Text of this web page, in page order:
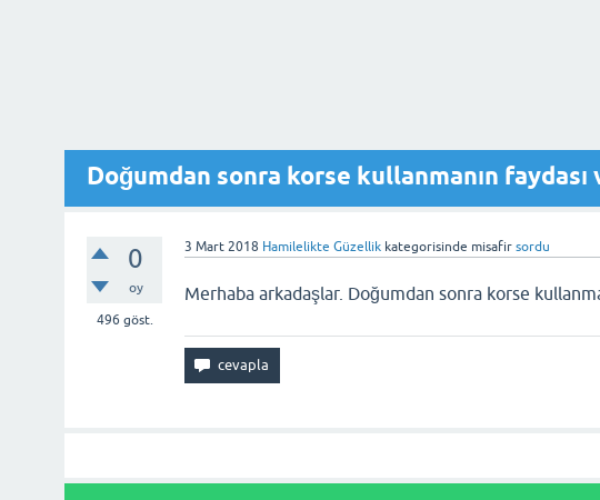
Doğumdan sonra korse kullanmanın faydası
0
oy
496 göst.
3 Mart 2018 Hamilelikte Güzellik kategorisinde misafir sordu
Merhaba arkadaşlar. Doğumdan sonra korse